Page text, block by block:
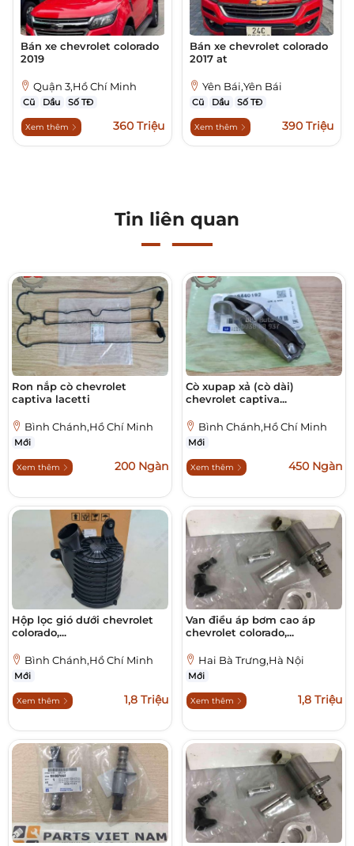
Bán xe chevrolet colorado
2019
Quận 3,Hồ Chí Minh
Cũ Dầu Số TĐ
Xem thêm 360 Triệu
Bán xe chevrolet colorado
2017 at
Yên Bái,Yên Bái
Cũ Dầu Số TĐ
Xem thêm 390 Triệu
Tin liên quan
Ron nắp cò chevrolet
captiva lacetti
Bình Chánh,Hồ Chí Minh
Mới
Xem thêm 200 Ngàn
Cò xupap xả (cò dài)
chevrolet captiva...
Bình Chánh,Hồ Chí Minh
Mới
Xem thêm 450 Ngàn
Hộp lọc gió dưới chevrolet
colorado,...
Bình Chánh,Hồ Chí Minh
Mới
Xem thêm 1,8 Triệu
Van điều áp bơm cao áp
chevrolet colorado,...
Hai Bà Trưng,Hà Nội
Mới
Xem thêm 1,8 Triệu